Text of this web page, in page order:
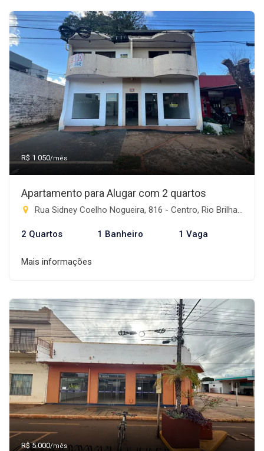
R$ 1.050/mês
Apartamento para Alugar com 2 quartos
Rua Sidney Coelho Nogueira, 816 - Centro, Rio Brilhante-MS
2 Quartos 1 Banheiro 1 Vaga
Mais informações
R$ 5.000/mês